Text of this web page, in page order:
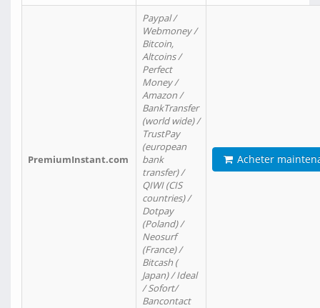
PremiumInstant.com
Paypal /
Webmoney /
Bitcoin,
Altcoins /
Perfect
Money /
Amazon /
BankTransfer
(world wide) /
TrustPay
(european
bank
transfer) /
QIWI (CIS
countries) /
Dotpay
(Poland) /
Neosurf
(France) /
Bitcash (
Japan) / Ideal
/ Sofort/
Bancontact
Acheter